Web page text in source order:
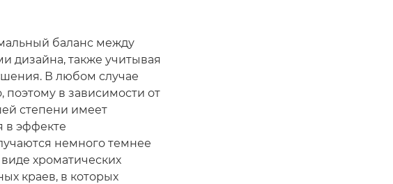
баланс между
дизайна, также учитывая
В любом случае
в зависимости от
степени имеет
в эффекте
немного темнее
хроматических
краев, в которых